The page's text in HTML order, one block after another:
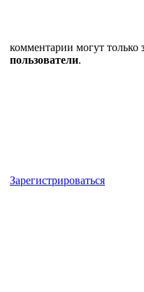
комментарии могут только
пользователи.
Зарегистрироваться